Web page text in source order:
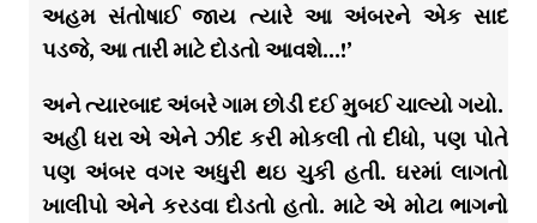
અહમ સંતોષાઈ જાય ત્યારે આ અંબરને એક સાદ
પડજે, આ તારી માટે દોડતો આવશે…!’
અને ત્યારબાદ અંબરે ગામ છોડી દઈ મુબઈ ચાલ્યો ગયો.
અહી ધરા એ એને ઝીદ કરી મોકલી તો દીધો, પણ પોતે
પણ અંબર વગર અધુરી થઇ ચુકી હતી. ઘરમાં લાગતો
ખાલીપો એને કરડવા દોડતો હતો. માટે એ મોટા ભાગનો